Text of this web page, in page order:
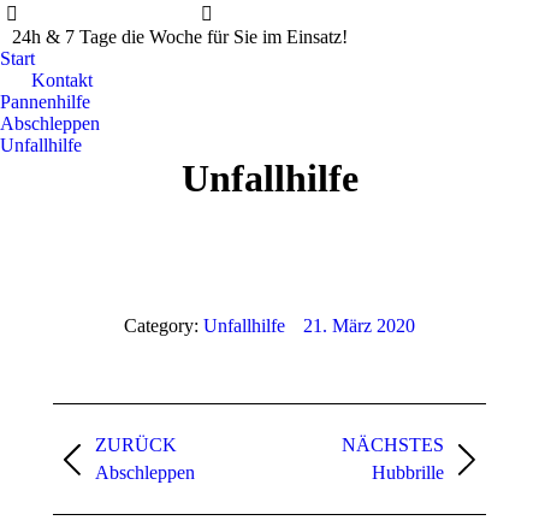
24h & 7 Tage die Woche für Sie im Einsatz!
Start
Kontakt
Pannenhilfe
Abschleppen
Unfallhilfe
Unfallhilfe
Category: Unfallhilfe 21. März 2020
Navigation
ZURÜCK
Vorheriges
Abschleppen
NÄCHSTES
NächstesHubbrille